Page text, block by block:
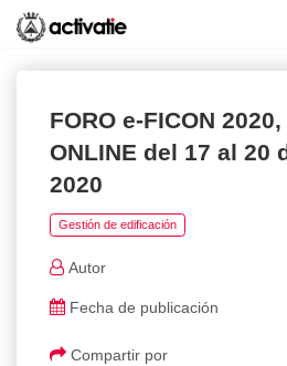
FORO e-FICON
ONLINE del 17 al 20
2020
Gestión de edificación
Autor
Fecha de publicación
Compartir por